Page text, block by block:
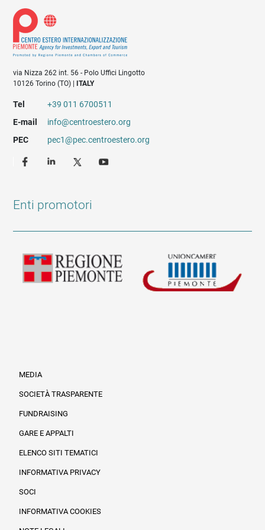
via Nizza 262 int. 56 - Polo Uffici Lingotto
10126 Torino (TO) |
ITALY
Tel
+39 011 6700511
E-mail
info@centroestero.org
PEC
pec1@pec.centroestero.org
Enti promotori
MEDIA
SOCIETÀ TRASPARENTE
FUNDRAISING
GARE E APPALTI
ELENCO SITI TEMATICI
INFORMATIVA PRIVACY
SOCI
INFORMATIVA COOKIES